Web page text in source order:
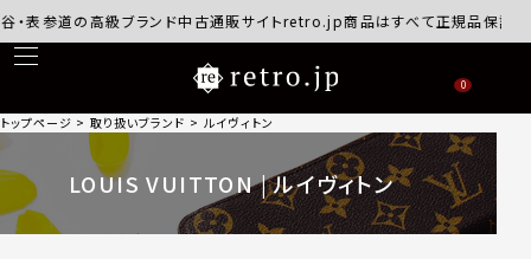
の高級ブランド中古通販サイトretro.jp商品はすべて正規品保証・返品可能（
0
トップページ 取り扱いブランド ルイヴィトン
LOUIS VUITTON | ルイヴィトン